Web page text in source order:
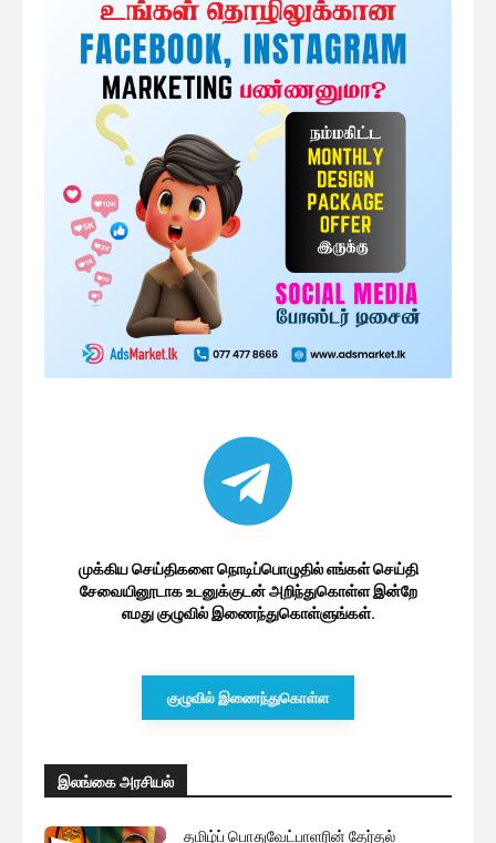
முக்கிய செய்திகளை நொடிப்பொழுதில் எங்கள் செய்தி
சேவையினூடாக உடனுக்குடன் அறிந்துகொள்ள இன்றே
எமது குழுவில் இணைந்துகொள்ளுங்கள்.
குழுவில் இணைந்துகொள்ள
இலங்கை அரசியல்
தமிழ்ப் பொதுவேட்பாளரின் தேர்தல்